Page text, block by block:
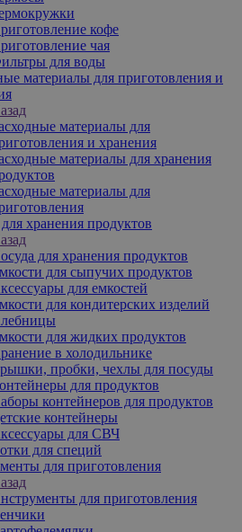
кофе
чая
для воды
материалы для приготовления и
материалы для
и хранения
материалы для хранения
материалы для
хранения продуктов
для хранения продуктов
для сыпучих продуктов
для емкостей
для кондитерских изделий
для жидких продуктов
в холодильнике
пробки, чехлы для посуды
для продуктов
контейнеров для продуктов
контейнеры
для СВЧ
для специй
для приготовления
для приготовления